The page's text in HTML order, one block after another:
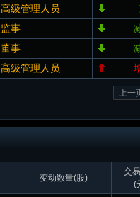
高级管理人员
监事
董事
高级管理人员
上一
变动数量(股)
交
(